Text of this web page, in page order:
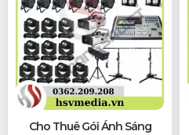
Cho Thuê Gói Ánh Sáng